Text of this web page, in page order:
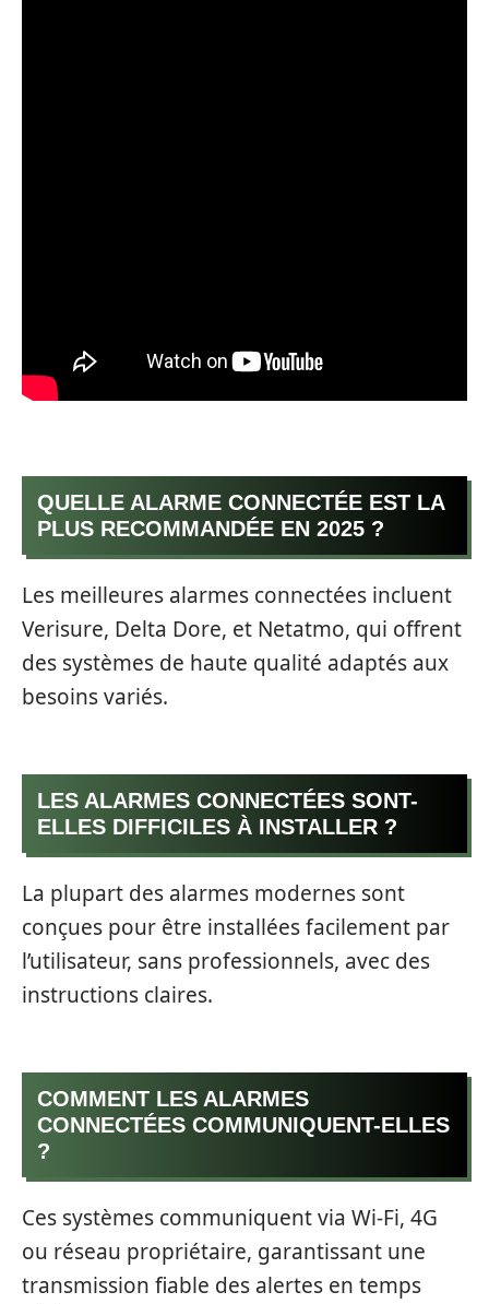
QUELLE ALARME CONNECTÉE EST LA
PLUS RECOMMANDÉE EN 2025 ?
Les meilleures alarmes connectées incluent
Verisure, Delta Dore, et Netatmo, qui offrent
des systèmes de haute qualité adaptés aux
besoins variés.
LES ALARMES CONNECTÉES SONT-
ELLES DIFFICILES À INSTALLER ?
La plupart des alarmes modernes sont
conçues pour être installées facilement par
l’utilisateur, sans professionnels, avec des
instructions claires.
COMMENT LES ALARMES
CONNECTÉES COMMUNIQUENT-ELLES
?
Ces systèmes communiquent via Wi-Fi, 4G
ou réseau propriétaire, garantissant une
transmission fiable des alertes en temps